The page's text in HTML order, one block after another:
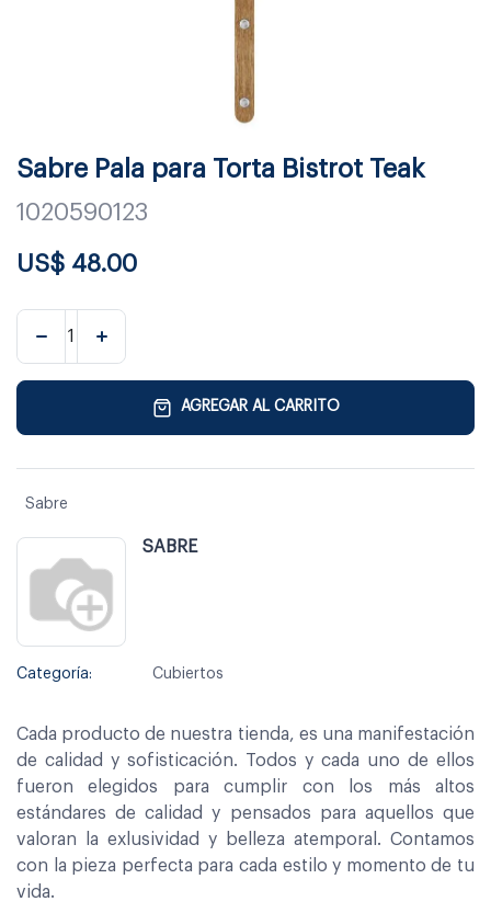
Sabre Pala para Torta Bistrot Teak
1020590123
US$ 48.00
AGREGAR AL CARRITO
Sabre
SABRE
Categoría: Cubiertos
Cada producto de nuestra tienda, es una manifestación
de calidad y sofisticación. Todos y cada uno de ellos
fueron elegidos para cumplir con los más altos
estándares de calidad y pensados para aquellos que
valoran la exlusividad y belleza atemporal. Contamos
con la pieza perfecta para cada estilo y momento de tu
vida.